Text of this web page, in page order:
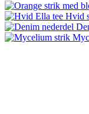
Hvid